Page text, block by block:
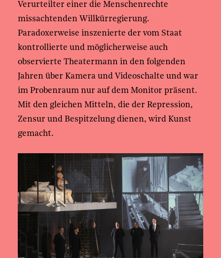
Verurteilter einer die Menschenrechte
missachtenden Willkürregierung.
Paradoxerweise inszenierte der vom Staat
kontrollierte und möglicherweise auch
observierte Theatermann in den folgenden
Jahren über Kamera und Videoschalte und war
im Probenraum nur auf dem Monitor präsent.
Mit den gleichen Mitteln, die der Repression,
Zensur und Bespitzelung dienen, wird Kunst
gemacht.